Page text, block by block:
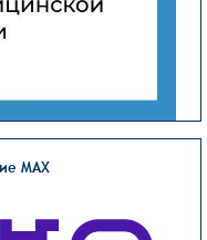
MAX